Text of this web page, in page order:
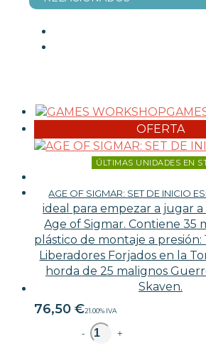
OFERTA
ÚLTIMAS UNIDADES EN
AGE OF SIGMAR: SET DE INICIO
ideal para empezar a jugar
Age of Sigmar. Contiene 35
plástico de montaje a presión:
Liberadores Forjados en la
horda de 25 malignos
Skaven.
76,50 €21.00% IVA
- +